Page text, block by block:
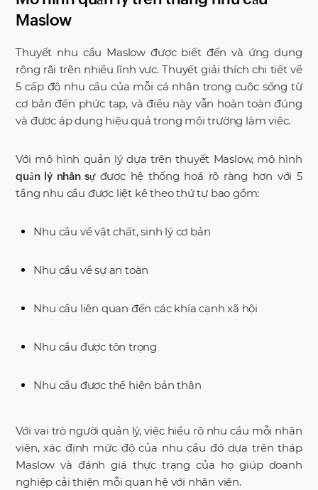
Maslow
Thuyết nhu cầu Maslow được biết đến và ứng dụng
rộng rãi trên nhiều lĩnh vực. Thuyết giải thích chi tiết về
5 cấp độ nhu cầu của mỗi cá nhân trong cuộc sống từ
cơ bản đến phức tạp, và điều này vẫn hoàn toàn đúng
và được áp dụng hiệu quả trong môi trường làm việc.
Với mô hình quản lý dựa trên thuyết Maslow, mô hình
quản lý nhân sựđược hệ thống hoá rõ ràng hơn với 5
tầng nhu cầu được liệt kê theo thứ tự bao gồm:
Nhu cầu về vật chất, sinh lý cơ bản
Nhu cầu về sự an toàn
Nhu cầu liên quan đến các khía cạnh xã hội
Nhu cầu được tôn trọng
Nhu cầu được thể hiện bản thân
Với vai trò người quản lý, việc hiểu rõ nhu cầu mỗi nhân
viên, xác định mức độ của nhu cầu đó dựa trên tháp
Maslow và đánh giá thực trạng của họ giúp doanh
nghiệp cải thiện mỗi quan hệ với nhân viên.